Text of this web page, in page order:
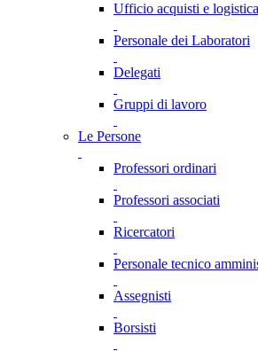
Ufficio acquisti e logistica
Personale dei Laboratori
Delegati
Gruppi di lavoro
Le Persone
Professori ordinari
Professori associati
Ricercatori
Personale tecnico
Assegnisti
Borsisti